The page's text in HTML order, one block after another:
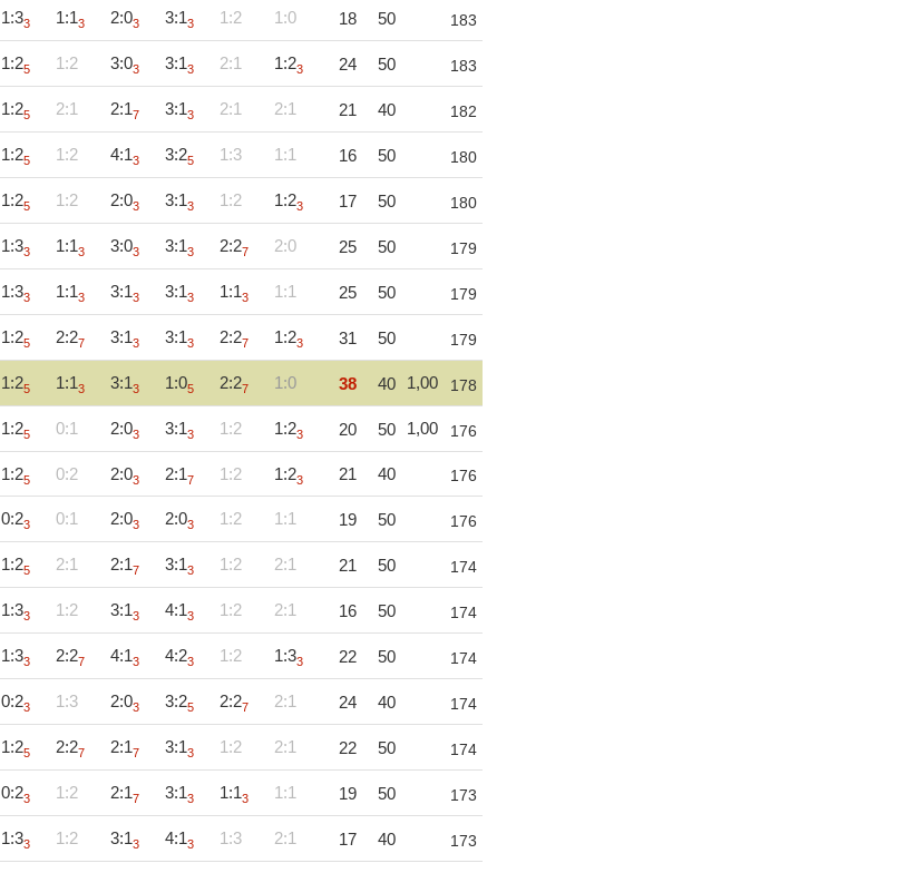
1:33 1:13 2:03 3:13 1:2 1:0 18 50 183
1:25 1:2 3:03 3:13 2:1 1:23 24 50 183
1:25 2:1 2:17 3:13 2:1 2:1 21 40 182
1:25 1:2 4:13 3:25 1:3 1:1 16 50 180
1:25 1:2 2:03 3:13 1:2 1:23 17 50 180
1:33 1:13 3:03 3:13 2:27 2:0 25 50 179
1:33 1:13 3:13 3:13 1:13 1:1 25 50 179
1:25 2:27 3:13 3:13 2:27 1:23 31 50 179
1:25 1:13 3:13 1:05 2:27 1:0 38 40 1,00 178
1:25 0:1 2:03 3:13 1:2 1:23 20 50 1,00 176
1:25 0:2 2:03 2:17 1:2 1:23 21 40 176
0:23 0:1 2:03 2:03 1:2 1:1 19 50 176
1:25 2:1 2:17 3:13 1:2 2:1 21 50 174
1:33 1:2 3:13 4:13 1:2 2:1 16 50 174
1:33 2:27 4:13 4:23 1:2 1:33 22 50 174
0:23 1:3 2:03 3:25 2:27 2:1 24 40 174
1:25 2:27 2:17 3:13 1:2 2:1 22 50 174
0:23 1:2 2:17 3:13 1:13 1:1 19 50 173
1:33 1:2 3:13 4:13 1:3 2:1 17 40 173